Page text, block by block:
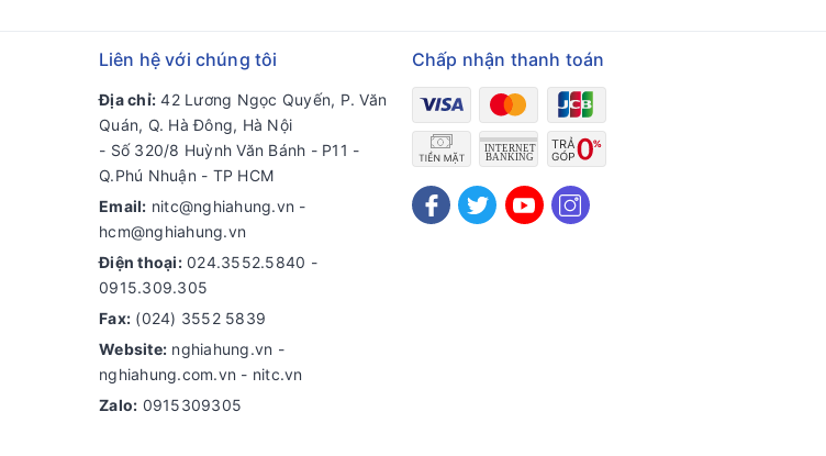
Liên hệ với chúng tôi
Địa chỉ: 42 Lương Ngọc Quyến, P. Văn
Quán, Q. Hà Đông, Hà Nội
- Số 320/8 Huỳnh Văn Bánh - P11 -
Q.Phú Nhuận - TP HCM
Email: nitc@nghiahung.vn -
hcm@nghiahung.vn
Điện thoại: 024.3552.5840 -
0915.309.305
Fax: (024) 3552 5839
Website: nghiahung.vn -
nghiahung.com.vn - nitc.vn
Zalo: 0915309305
Chấp nhận thanh toán